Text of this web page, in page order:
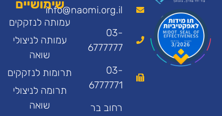
info@naomi.org.il
03-
6777777
03-
6777771
רחוב בר
שימושיים
עמותה לנזקקים
עמותה לניצולי
שואה
תרומות לנזקקים
תרומה לניצולי
שואה